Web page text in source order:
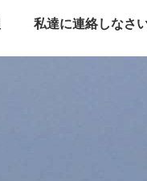
私達に連絡しなさ